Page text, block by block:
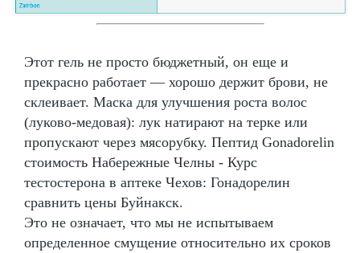
Этот гель не просто бюджетный, он еще и
прекрасно работает — хорошо держит брови, не
склеивает. Маска для улучшения роста волос
(луково-медовая): лук натирают на терке или
пропускают через мясорубку. Пептид Gonadorelin
стоимость Набережные Челны - Курс
тестостерона в аптеке Чехов: Гонадорелин
сравнить цены Буйнакск.
Это не означает, что мы не испытываем
определенное смущение относительно их сроков